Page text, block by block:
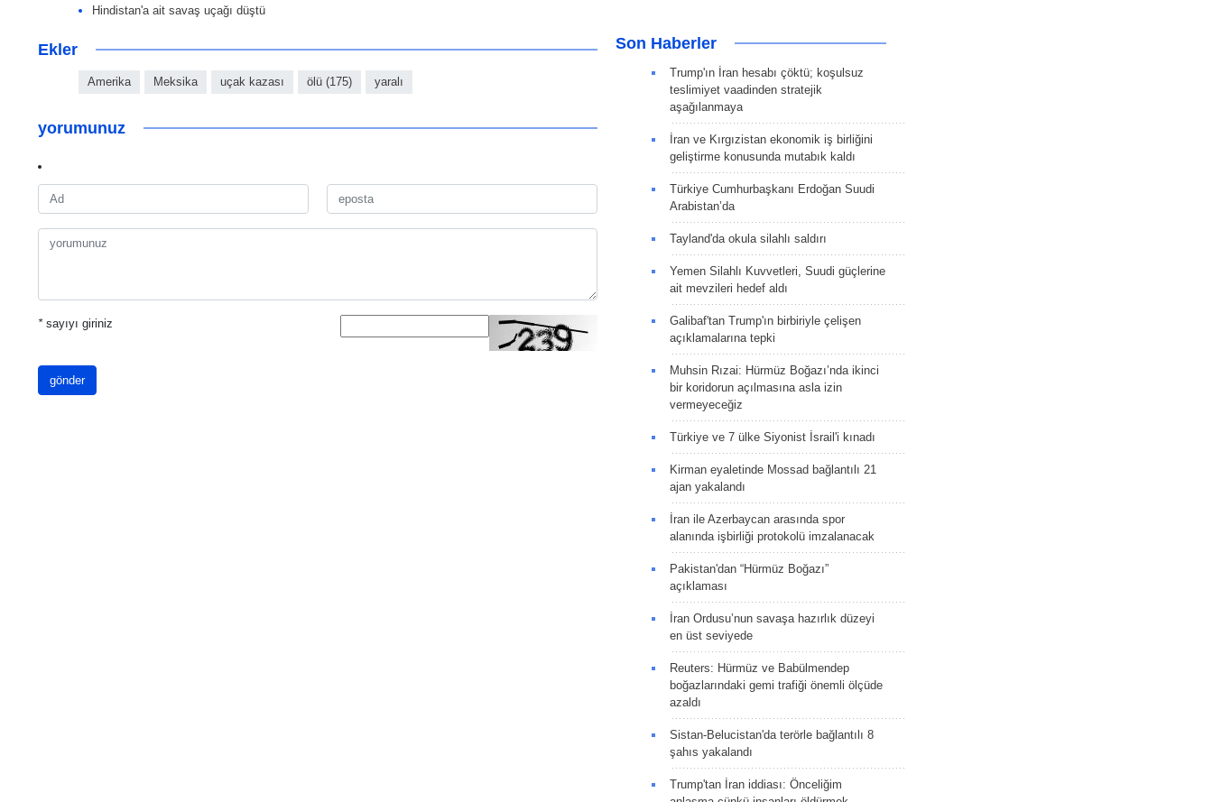
Hindistan'a ait savaş uçağı düştü
Ekler
Amerika Meksika uçak kazası ölü (175) yaralı
yorumunuz
*sayıyı giriniz
gönder
Son Haberler
Trump'ın İran hesabı çöktü; koşulsuz
teslimiyet vaadinden stratejik
aşağılanmaya
İran ve Kırgızistan ekonomik iş birliğini
geliştirme konusunda mutabık kaldı
Türkiye Cumhurbaşkanı Erdoğan Suudi
Arabistan’da
Tayland'da okula silahlı saldırı
Yemen Silahlı Kuvvetleri, Suudi güçlerine
ait mevzileri hedef aldı
Galibaf'tan Trump'ın birbiriyle çelişen
açıklamalarına tepki
Muhsin Rızai: Hürmüz Boğazı’nda ikinci
bir koridorun açılmasına asla izin
vermeyeceğiz
Türkiye ve 7 ülke Siyonist İsrail'i kınadı
Kirman eyaletinde Mossad bağlantılı 21
ajan yakalandı
İran ile Azerbaycan arasında spor
alanında işbirliği protokolü imzalanacak
Pakistan'dan “Hürmüz Boğazı”
açıklaması
İran Ordusu’nun savaşa hazırlık düzeyi
en üst seviyede
Reuters: Hürmüz ve Babülmendep
boğazlarındaki gemi trafiği önemli ölçüde
azaldı
Sistan-Belucistan'da terörle bağlantılı 8
şahıs yakalandı
Trump'tan İran iddiası: Önceliğim